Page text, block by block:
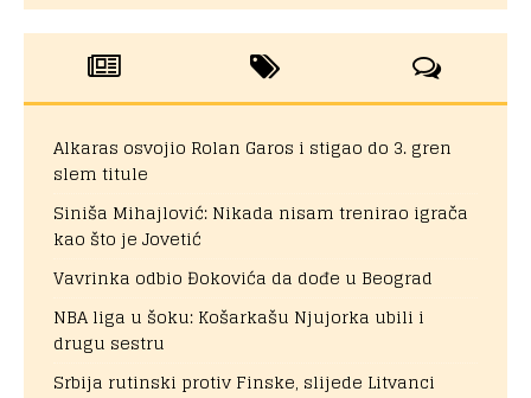
Alkaras osvojio Rolan Garos i stigao do 3. gren
slem titule
Siniša Mihajlović: Nikada nisam trenirao igrača
kao što je Jovetić
Vavrinka odbio Đokovića da dođe u Beograd
NBA liga u šoku: Košarkašu Njujorka ubili i
drugu sestru
Srbija rutinski protiv Finske, slijede Litvanci